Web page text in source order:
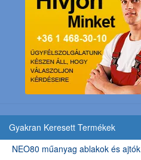
Gyakran Keresett Termékek
NEO80 műanyag ablakok és ajtók